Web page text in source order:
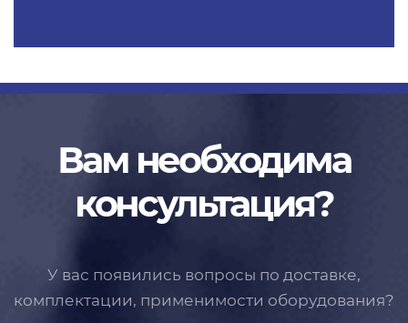
Вам необходима
консультация?
У вас появились вопросы по доставке,
комплектации, применимости оборудования?